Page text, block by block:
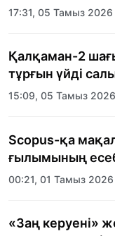
17:31, 05 Тамыз 2026
Қалқаман-2
тұрғын үйді
15:09, 05 Тамыз 2026
Scopus-қа
ғылымының
00:21, 01 Тамыз 2026
«Заң керуені»